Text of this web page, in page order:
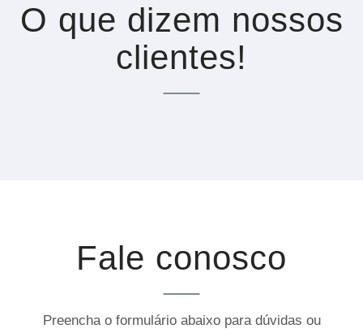
O que dizem nossos
clientes!
Fale conosco
Preencha o formulário abaixo para dúvidas ou